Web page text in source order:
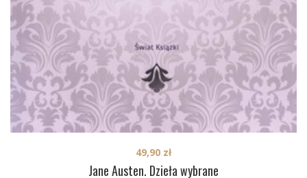
Jane Austen. Dzieła wybrane
49,90 zł